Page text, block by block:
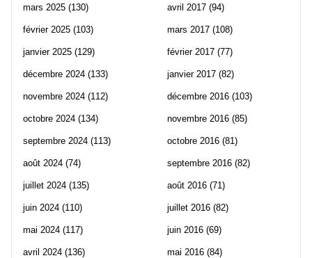
mars 2025 (130)
février 2025 (103)
janvier 2025 (129)
décembre 2024 (133)
novembre 2024 (112)
octobre 2024 (134)
septembre 2024 (113)
août 2024 (74)
juillet 2024 (135)
juin 2024 (110)
mai 2024 (117)
avril 2024 (136)
avril 2017 (94)
mars 2017 (108)
février 2017 (77)
janvier 2017 (82)
décembre 2016 (103)
novembre 2016 (85)
octobre 2016 (81)
septembre 2016 (82)
août 2016 (71)
juillet 2016 (82)
juin 2016 (69)
mai 2016 (84)